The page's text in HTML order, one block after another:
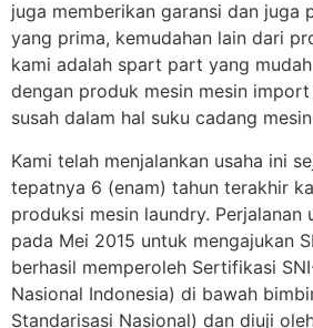
juga memberikan garansi dan juga
yang prima, kemudahan lain dari
kami adalah spart part yang
dengan produk mesin mesin
susah dalam hal suku cadang
Kami telah menjalankan usaha ini
tepatnya 6 (enam) tahun terakhir
produksi mesin laundry. Perjalanan
pada Mei 2015 untuk mengajukan
berhasil memperoleh Sertifikasi
Nasional Indonesia) di bawah
Standarisasi Nasional) dan diuji